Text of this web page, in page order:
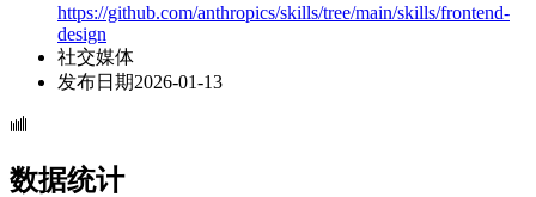
https://github.com/anthropics/skills/tree/main/skills/frontend-
design
社交媒体
发布日期2026-01-13
数据统计